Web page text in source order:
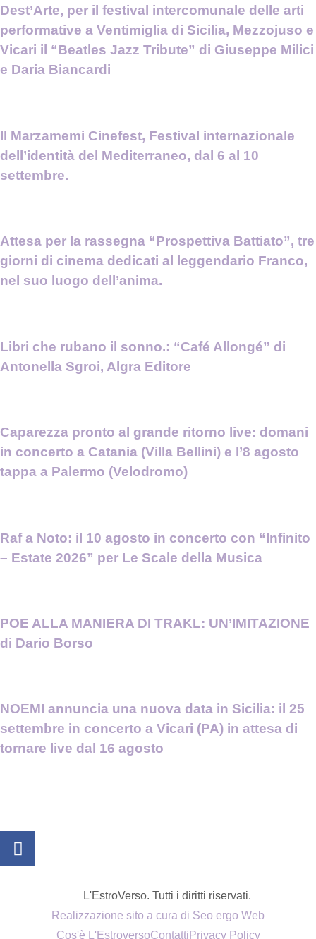
Dest’Arte, per il festival intercomunale delle arti
performative a Ventimiglia di Sicilia, Mezzojuso e
Vicari il “Beatles Jazz Tribute” di Giuseppe Milici
e Daria Biancardi
Il Marzamemi Cinefest, Festival internazionale
dell’identità del Mediterraneo, dal 6 al 10
settembre.
Attesa per la rassegna “Prospettiva Battiato”, tre
giorni di cinema dedicati al leggendario Franco,
nel suo luogo dell’anima.
Libri che rubano il sonno.: “Café Allongé” di
Antonella Sgroi, Algra Editore
Caparezza pronto al grande ritorno live: domani
in concerto a Catania (Villa Bellini) e l’8 agosto
tappa a Palermo (Velodromo)
Raf a Noto: il 10 agosto in concerto con “Infinito
– Estate 2026” per Le Scale della Musica
POE ALLA MANIERA DI TRAKL: UN’IMITAZIONE
di Dario Borso
NOEMI annuncia una nuova data in Sicilia: il 25
settembre in concerto a Vicari (PA) in attesa di
tornare live dal 16 agosto
L'EstroVerso. Tutti i diritti riservati.
Realizzazione sito a cura di Seo ergo Web
Cos'è L'EstroversoContatti Privacy Policy